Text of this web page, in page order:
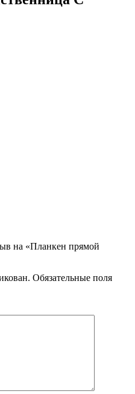
на «Планкен прямой
Обязательные поля